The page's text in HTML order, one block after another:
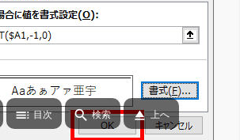
 目次  検索  上へ